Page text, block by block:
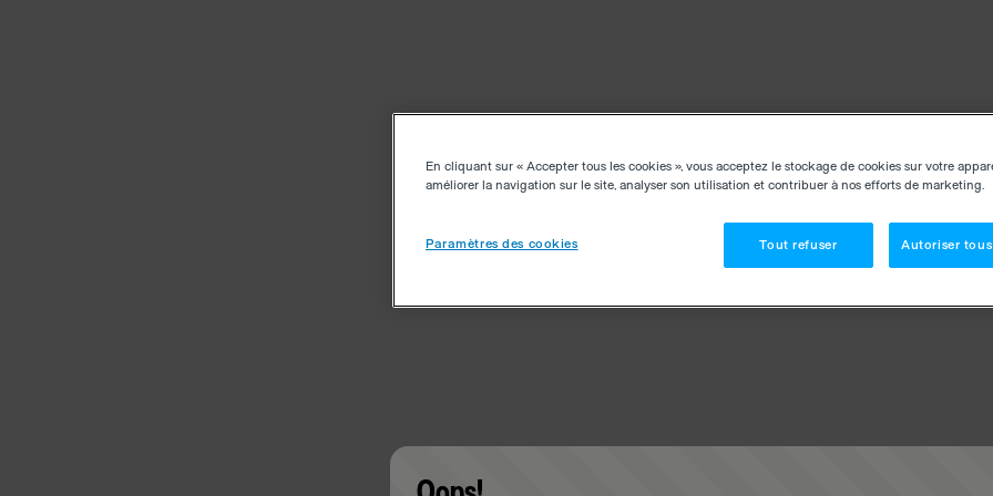
En cliquant sur « Accepter tous les cookies », vous acceptez le stockage de cookies sur votre
améliorer la navigation sur le site, analyser son utilisation et contribuer à nos efforts de marketing.
Paramètres des cookies Tout refuser Autoriser